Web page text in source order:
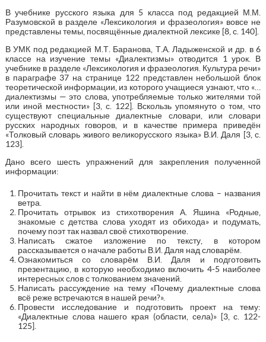
В учебнике русского языка для 5 класса под редакцией М.М.
Разумовской в разделе «Лексикология и фразеология» вовсе не
представлены темы, посвящённые диалектной лексике [8, с. 140].
В УМК под редакцией М.Т. Баранова, Т.А. Ладыженской и др. в 6
классе на изучение темы «Диалектизмы» отводится 1 урок. В
учебнике в разделе «Лексикология и фразеология. Культура речи»
в параграфе 37 на странице 122 представлен небольшой блок
теоретической информации, из которого учащиеся узнают, что «…
диалектизмы — это слова, употребляемые только жителями той
или иной местности» [3, с. 122]. Вскользь упомянуто о том, что
существуют специальные диалектные словари, или словари
русских народных говоров, и в качестве примера приведён
«Толковый словарь живого великорусского языка» В.И. Даля [3, с.
123].
Дано всего шесть упражнений для закрепления полученной
информации:
Прочитать текст и найти в нём диалектные слова – названия
ветра.
Прочитать отрывок из стихотворения А. Яшина «Родные,
знакомые с детства слова уходят из обихода» и подумать,
почему поэт так назвал своё стихотворение.
Написать сжатое изложение по тексту, в котором
рассказывается о начале работы В.И. Даля над словарём.
Ознакомиться со словарём В.И. Даля и подготовить
презентацию, в которую необходимо включить 4-5 наиболее
интересных слов с толкованием значений.
Написать рассуждение на тему «Почему диалектные слова
всё реже встречаются в нашей речи?».
Провести исследование и подготовить проект на тему:
«Диалектные слова нашего края (области, села)» [3, с. 122-
125].